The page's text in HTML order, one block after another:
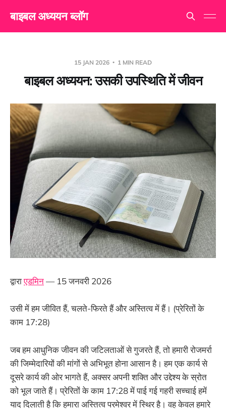
बाइबल अध्ययन ब्लॉग
15 JAN 2026 1 MIN READ
बाइबल अध्ययन: उसकी उपस्थिति में जीवन
द्वाराएडमिन— 15 जनवरी 2026
उसी में हम जीवित हैं, चलते-फिरते हैं और अस्तित्व में हैं। (प्रेरितों के
काम 17:28)
जब हम आधुनिक जीवन की जटिलताओं से गुजरते हैं, तो हमारी रोजमर्रा
की जिम्मेदारियों की मांगों से अभिभूत होना आसान है। हम एक कार्य से
दूसरे कार्य की ओर भागते हैं, अक्सर अपनी शक्ति और उद्देश्य के स्रोत
को भूल जाते हैं। प्रेरितों के काम 17:28 में पाई गई गहरी सच्चाई हमें
याद दिलाती है कि हमारा अस्तित्व परमेश्वर में स्थिर है। वह केवल हमारे